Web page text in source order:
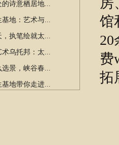
诗意栖居地...
地：艺术与...
执笔绘就太...
术乌托邦：太...
选景，峡谷春...
地带你走进...
馆
20
费
拓